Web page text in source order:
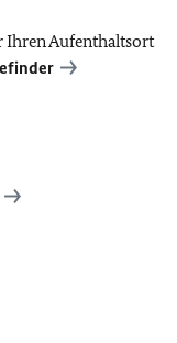
Ihren Aufenthaltsort